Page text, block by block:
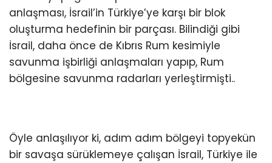
anlaşması, İsrail’in Türkiye’ye karşı bir blok
oluşturma hedefinin bir parçası. Bilindiği gibi
İsrail, daha önce de Kıbrıs Rum kesimiyle
savunma işbirliği anlaşmaları yapıp, Rum
bölgesine savunma radarları yerleştirmişti..
Öyle anlaşılıyor ki, adım adım bölgeyi topyekün
bir savaşa sürüklemeye çalışan İsrail, Türkiye ile